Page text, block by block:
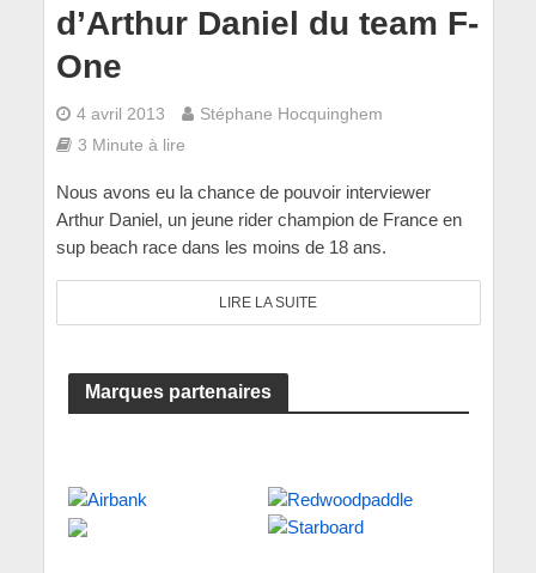
d’Arthur Daniel du team F-
One
4 avril 2013
Stéphane Hocquinghem
3 Minute à lire
Nous avons eu la chance de pouvoir interviewer
Arthur Daniel, un jeune rider champion de France en
sup beach race dans les moins de 18 ans.
LIRE LA SUITE
Marques partenaires